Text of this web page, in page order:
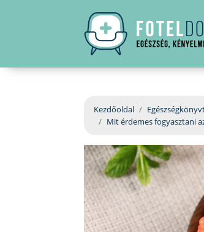
Kezdőoldal
Mit érdemes fogyasztani